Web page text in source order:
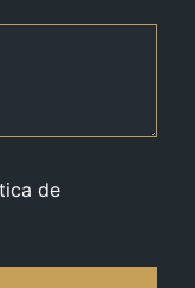
de